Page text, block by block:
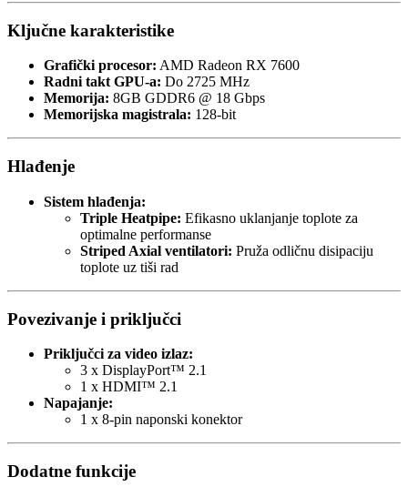
Ključne karakteristike
Grafički procesor: AMD Radeon RX 7600
Radni takt GPU-a: Do 2725 MHz
Memorija: 8GB GDDR6 @ 18 Gbps
Memorijska magistrala: 128-bit
Hlađenje
Sistem hlađenja:
Triple Heatpipe: Efikasno uklanjanje toplote za
optimalne performanse
Striped Axial ventilatori: Pruža odličnu disipaciju
toplote uz tiši rad
Povezivanje i priključci
Priključci za video izlaz:
3 x DisplayPort™ 2.1
1 x HDMI™ 2.1
Napajanje:
1 x 8-pin naponski konektor
Dodatne funkcije